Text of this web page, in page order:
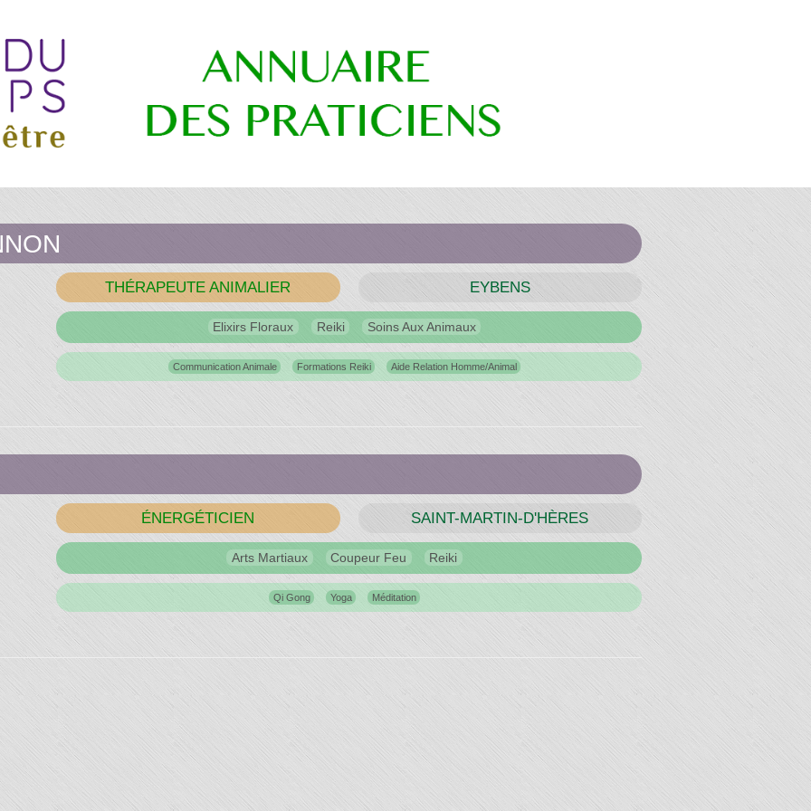
THÉRAPEUTE ANIMALIER EYBENS
Elixirs Floraux Reiki Soins Aux Animaux
Communication Animale Formations Reiki Aide Relation Homme/animal
ÉNERGÉTICIEN SAINT-MARTIN-D'HÈRES
Arts Martiaux Coupeur Feu Reiki
Qi Gong Yoga Méditation